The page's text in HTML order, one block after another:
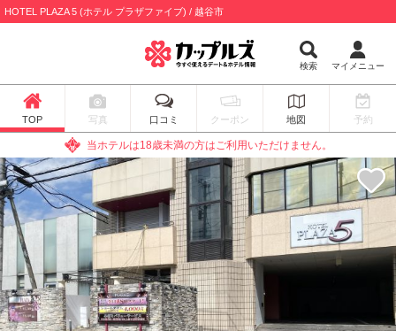
HOTEL PLAZA 5 (ホテル プラザファイブ) / 越谷市
検索 マイメニュー
TOP 写真 口コミ クーポン 地図 予約
当ホテルは18歳未満の方はご利用いただけません。